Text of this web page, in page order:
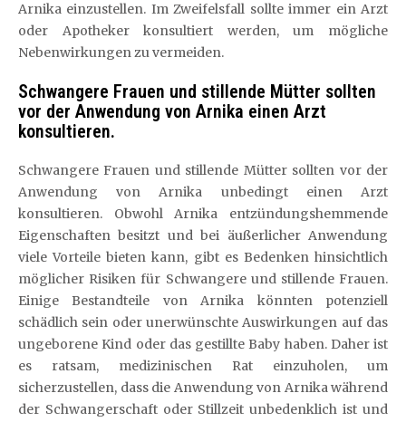
Arnika einzustellen. Im Zweifelsfall sollte immer ein Arzt
oder Apotheker konsultiert werden, um mögliche
Nebenwirkungen zu vermeiden.
Schwangere Frauen und stillende Mütter sollten
vor der Anwendung von Arnika einen Arzt
konsultieren.
Schwangere Frauen und stillende Mütter sollten vor der
Anwendung von Arnika unbedingt einen Arzt
konsultieren. Obwohl Arnika entzündungshemmende
Eigenschaften besitzt und bei äußerlicher Anwendung
viele Vorteile bieten kann, gibt es Bedenken hinsichtlich
möglicher Risiken für Schwangere und stillende Frauen.
Einige Bestandteile von Arnika könnten potenziell
schädlich sein oder unerwünschte Auswirkungen auf das
ungeborene Kind oder das gestillte Baby haben. Daher ist
es ratsam, medizinischen Rat einzuholen, um
sicherzustellen, dass die Anwendung von Arnika während
der Schwangerschaft oder Stillzeit unbedenklich ist und